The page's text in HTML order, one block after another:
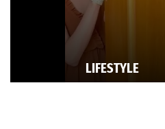
LIFESTYLE